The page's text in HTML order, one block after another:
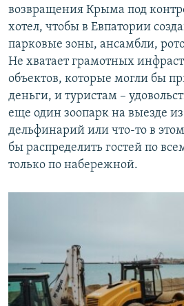
возвращения Крыма под
хотел, чтобы в Евпатории
парковые зоны, ансамбли,
Не хватает грамотных
объектов, которые могли бы
деньги, и туристам –
еще один зоопарк на выезде
дельфинарий или что-то в
бы распределить гостей по
только по набережной.